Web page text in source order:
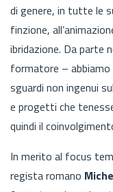
di genere, in tutte le
finzione,
ibridazione. Da parte
formatore – abbiamo
sguardi non ingenui
e progetti che
quindi il
In merito al focus
regista romano